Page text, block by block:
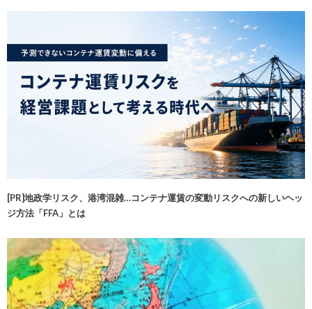
[PR]地政学リスク、港湾混雑…コンテナ運賃の変動リスクへの新しいヘッ
ジ方法「FFA」とは